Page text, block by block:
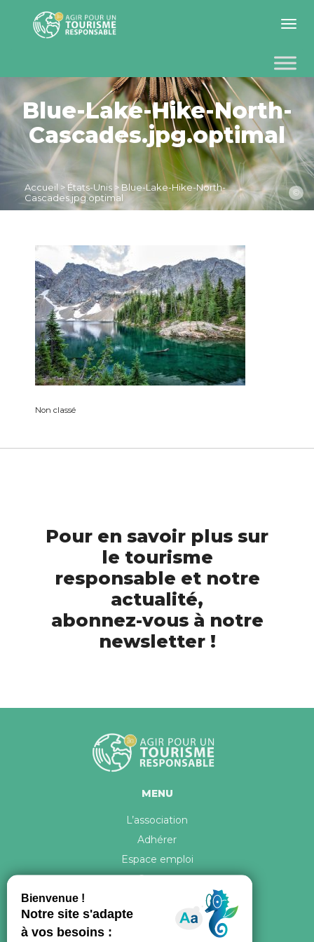
Toggle
Blue-Lake-Hike-North-
Cascades.jpg.optimal
Accueil >États-Unis >Blue-Lake-Hike-North-
Cascades.jpg.optimal
©
Non classé
Pour en savoir plus sur
le tourisme
responsable et notre
actualité,
abonnez-vous à notre
newsletter !
MENU
L’association
Adhérer
Espace emploi
Contact